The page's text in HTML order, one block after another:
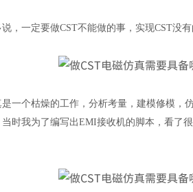
，一定要做CST不能做的事，实现CST没
一个枯燥的工作，分析考量，建模修模
时我为了编写出EMI接收机的脚本，看了
汽车交通